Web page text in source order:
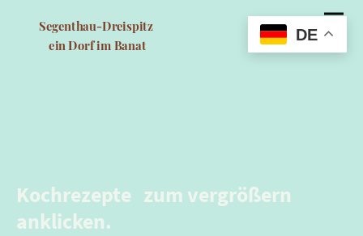
Segenthau-Dreispitz
ein Dorf im Banat
Kochrezepte zum vergrößern
anklicken.
DE